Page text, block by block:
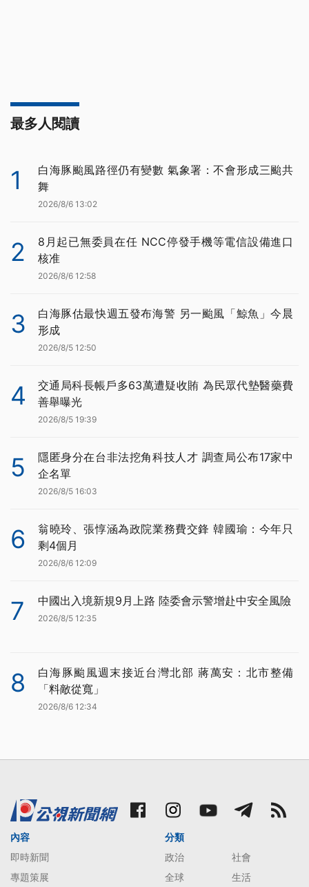
最多人閱讀
1
白海豚颱風路徑仍有變數 氣象署：不會形成三颱共
舞
2026/8/6 13:02
2
8月起已無委員在任 NCC停發手機等電信設備進口
核准
2026/8/6 12:58
3
白海豚估最快週五發布海警 另一颱風「鯨魚」今晨
形成
2026/8/5 12:50
4
交通局科長帳戶多63萬遭疑收賄 為民眾代墊醫藥費
善舉曝光
2026/8/5 19:39
5
隱匿身分在台非法挖角科技人才 調查局公布17家中
企名單
2026/8/5 16:03
6
翁曉玲、張惇涵為政院業務費交鋒 韓國瑜：今年只
剩4個月
2026/8/6 12:09
7 中國出入境新規9月上路 陸委會示警增赴中安全風險
2026/8/5 12:35
8
白海豚颱風週末接近台灣北部 蔣萬安：北市整備
「料敵從寬」
2026/8/6 12:34
內容
即時新聞
專題策展
分類
政治
社會
全球
生活